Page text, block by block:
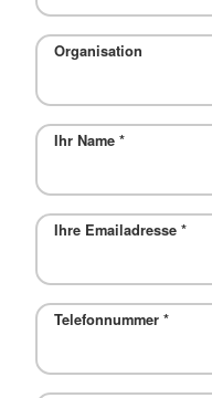
Organisation
Ihr Name *
Ihre Emailadresse *
Telefonnummer *